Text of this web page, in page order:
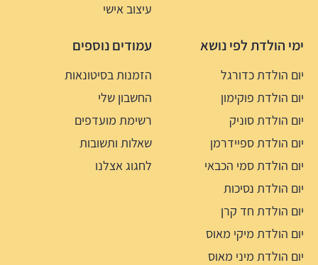
עיצוב אישי
ימי הולדת לפי נושא
יום הולדת כדורגל
יום הולדת פוקימון
יום הולדת סוניק
יום הולדת ספיידרמן
יום הולדת סמי הכבאי
יום הולדת נסיכות
יום הולדת חד קרן
יום הולדת מיקי מאוס
יום הולדת מיני מאוס
עמודים נוספים
הזמנות בסיטונאות
החשבון שלי
רשימת מועדפים
שאלות ותשובות
לחגוג אצלנו